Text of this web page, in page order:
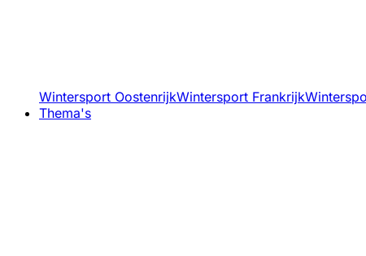
Wintersport OostenrijkWintersport Frankrijk
Thema's